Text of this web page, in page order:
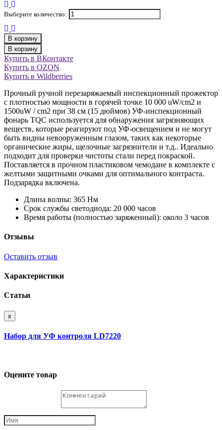
Выберите количество:
В корзину
В корзину
Купить в ВКонтакте
Купить в OZON
Купить в Wildberries
Прочный ручной перезаряжаемый инспекционный прожектор
с плотностью мощности в горячей точке 10 000 uW/cm2 и
1500uW / cm2 при 38 см (15 дюймов) УФ-инспекционный
фонарь TQC используется для обнаружения загрязняющих
веществ, которые реагируют под УФ-освещением и не могут
быть видны невооруженным глазом, таких как некоторые
органические жиры, щелочные загрязнители и т.д.. Идеально
подходит для проверки чистоты стали перед покраской.
Поставляется в прочном пластиковом чемодане в комплекте с
желтыми защитными очками для оптимального контраста.
Подзарядка включена.
Длина волны: 365 Нм
Срок службы светодиода: 20 000 часов
Время работы (полностью заряженный): около 3 часов
Отзывы
Оставить отзыв
Характеристики
Статьи
x
Набор для УФ контроля LD7220
Оцените товар